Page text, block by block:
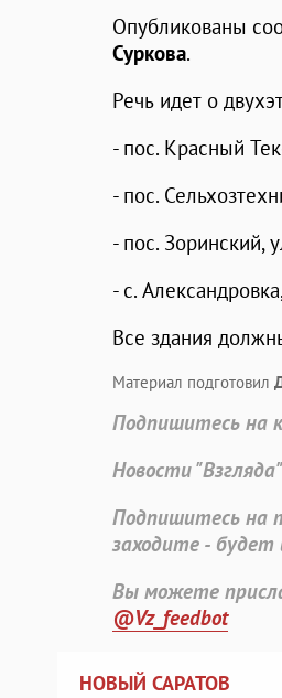
Опубликованы
Суркова.
Речь идет о
- пос. Красный
- пос.
- пос. Зоринский,
- с.
Все здания
Материал подготовил
Подпишитесь на
Новости
Подпишитесь на
заходите - будет
Вы можете
@Vz_feedbot
НОВЫЙ САРАТОВ